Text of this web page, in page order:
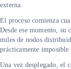
externa.
El proceso comienza
Desde ese momento, su
miles de nodos
prácticamente imposible
Una vez desplegado, el